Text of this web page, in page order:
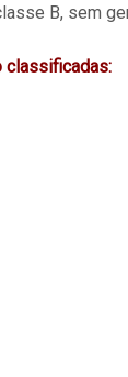
B, sem
classificadas: